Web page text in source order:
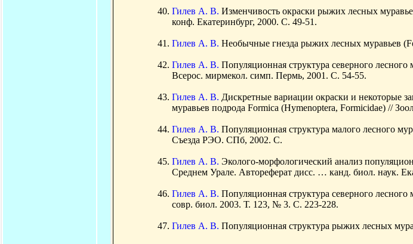
Гилев А. В. Изменчивость окраски рыжих лесных
конф. Екатеринбург, 2000. С. 49-51.
Гилев А. В. Необычные гнезда рыжих лесных муравьев
Гилев А. В. Популяционная структура северного
Всерос. мирмекол. симп. Пермь, 2001. С. 54-55.
Гилев А. В. Дискретные вариации окраски и некоторые
муравьев подрода Formica (Hymenoptera, Formicidae) //
Гилев А. В. Популяционная структура малого лесного
Съезда РЭО. СПб, 2002. С.
Гилев А. В. Эколого-морфологический анализ
Среднем Урале. Автореферат дисс. … канд. биол. наук.
Гилев А. В. Популяционная структура северного
совр. биол. 2003. Т. 123, № 3. С. 223-228.
Гилев А. В. Популяционная структура рыжих лесных